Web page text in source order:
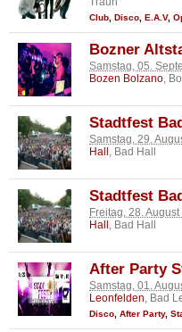
Club Disco E.A.V,
Bozner
Samstag, 05.
Bozen Bolzano,
Stadtfest
Samstag, 29.
Hall , Bad Hall
Stadtfest
Freitag, 28.
Hall , Bad Hall
After Party
Samstag, 01.
Leonfelden, Bad
Disco After Party,